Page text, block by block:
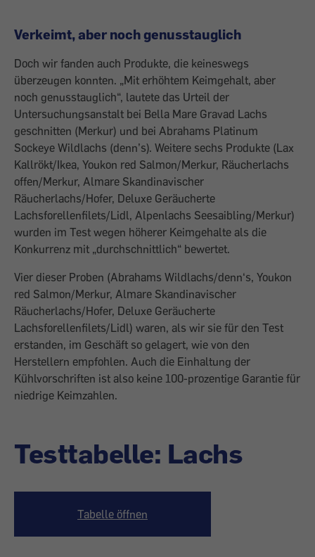
Verkeimt, aber noch genusstauglich
Doch wir fanden auch Produkte, die keineswegs
überzeugen konnten. „Mit erhöhtem Keimgehalt, aber
noch genusstauglich“, lautete das Urteil der
Untersuchungsanstalt bei Bella Mare Gravad Lachs
geschnitten (Merkur) und bei Abrahams Platinum
Sockeye Wildlachs (denn’s). Weitere sechs Produkte (Lax
Kallrökt/Ikea, Youkon red Salmon/Merkur, Räucherlachs
offen/Merkur, Almare Skandinavischer
Räucherlachs/Hofer, Deluxe Geräucherte
Lachsforellenfilets/Lidl, Alpenlachs Seesaibling/Merkur)
wurden im Test wegen höherer Keimgehalte als die
Konkurrenz mit „durchschnittlich“ bewertet.
Vier dieser Proben (Abrahams Wildlachs/denn‘s, Youkon
red Salmon/Merkur, Almare Skandinavischer
Räucherlachs/Hofer, Deluxe Geräucherte
Lachsforellenfilets/Lidl) waren, als wir sie für den Test
erstanden, im Geschäft so gelagert, wie von den
Herstellern empfohlen. Auch die Einhaltung der
Kühlvorschriften ist also keine 100-prozentige Garantie für
niedrige Keimzahlen.
Testtabelle: Lachs
Tabelle öffnen